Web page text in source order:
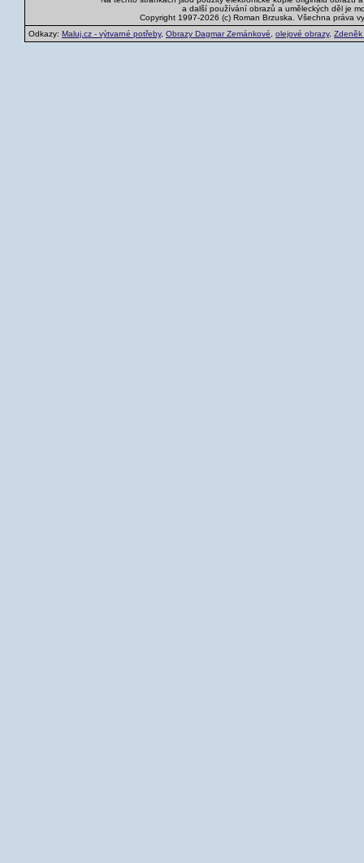
a další používání obrazů a uměleckých děl je
Copyright 1997-2026 (c) Roman Brzuska. Všechna práva
Odkazy: Maluj.cz - výtvarné potřeby, Obrazy Dagmar Zemánkové olejové obrazy, Zdeněk